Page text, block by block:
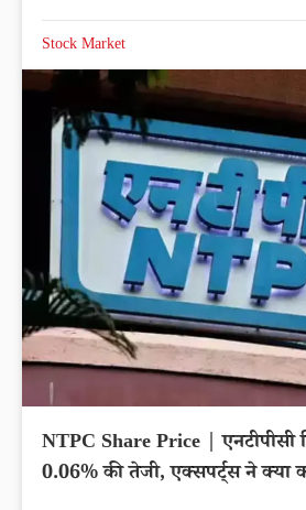
Stock Market
NTPC Share Price | एनटीपीसी
0.06% की तेजी, एक्सपर्ट्स ने क्या